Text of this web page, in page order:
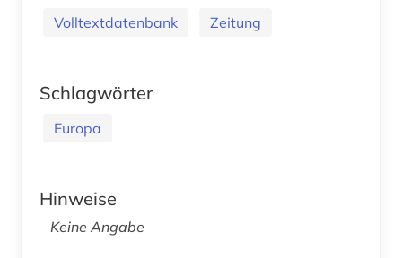
Volltextdatenbank Zeitung
Schlagwörter
Europa
Hinweise
Keine Angabe